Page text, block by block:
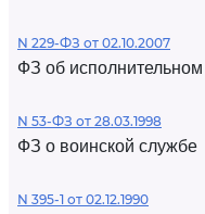
N 229-ФЗ от 02.10.2007
ФЗ об
N 53-ФЗ от 28.03.1998
ФЗ о воинской службе
N 395-1 от 02.12.1990